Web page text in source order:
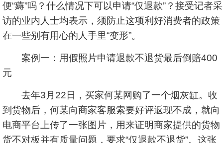
便“薅”吗？什么情况下可以申请“仅退款”？接受记者采
访的业内人士均表示，须防止这项利好消费者的政策
在一些别有用心的人手里“变形”。
案例一：用假照片申请退款不退货最后倒赔400
元
去年3月22日，买家何某网购了一个烟灰缸。收
到货物后，何某向商家客服索要好评返现不成，就向
电商平台上传了一张图片，用来证明商家提供的货物
货不对板并有质量问题，要求“仅退款不退货”。这张